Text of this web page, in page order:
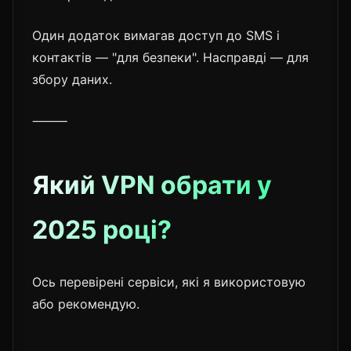
Один додаток вимагав доступ до SMS і
контактів — "для безпеки". Насправді — для
збору даних.
⸻
Який VPN обрати у
2025 році?
Ось перевірені сервіси, які я використовую
або рекомендую.